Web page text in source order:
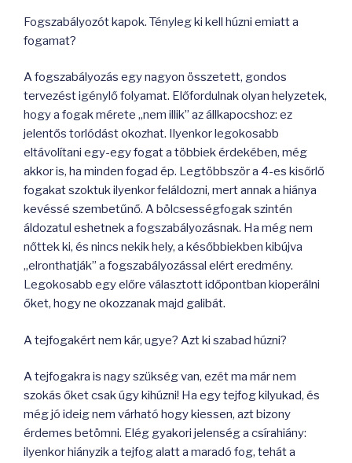
Fogszabályozót kapok. Tényleg ki kell húzni emiatt a
fogamat?
A fogszabályozás egy nagyon összetett, gondos
tervezést igénylő folyamat. Előfordulnak olyan helyzetek,
hogy a fogak mérete „nem illik” az állkapocshoz: ez
jelentős torlódást okozhat. Ilyenkor legokosabb
eltávolítani egy-egy fogat a többiek érdekében, még
akkor is, ha minden fogad ép. Legtöbbször a 4-es kisőrlő
fogakat szoktuk ilyenkor feláldozni, mert annak a hiánya
kevéssé szembetűnő. A bölcsességfogak szintén
áldozatul eshetnek a fogszabályozásnak. Ha még nem
nőttek ki, és nincs nekik hely, a későbbiekben kibújva
„elronthatják” a fogszabályozással elért eredmény.
Legokosabb egy előre választott időpontban kioperálni
őket, hogy ne okozzanak majd galibát.
A tejfogakért nem kár, ugye? Azt ki szabad húzni?
A tejfogakra is nagy szükség van, ezét ma már nem
szokás őket csak úgy kihúzni! Ha egy tejfog kilyukad, és
még jó ideig nem várható hogy kiessen, azt bizony
érdemes betömni. Elég gyakori jelenség a csírahiány:
ilyenkor hiányzik a tejfog alatt a maradó fog, tehát a